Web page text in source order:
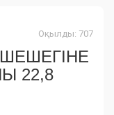
Оқылды: 707
22,8